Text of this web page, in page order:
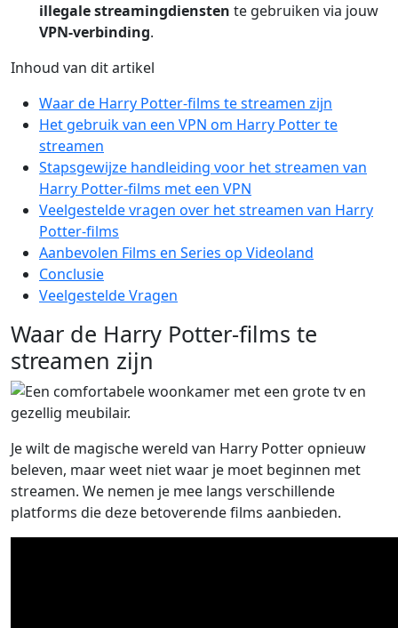
illegale streamingdiensten te gebruiken via jouw
VPN-verbinding.
Inhoud van dit artikel
Waar de Harry Potter-films te streamen zijn
Het gebruik van een VPN om Harry Potter te
streamen
Stapsgewijze handleiding voor het streamen van
Harry Potter-films met een VPN
Veelgestelde vragen over het streamen van Harry
Potter-films
Aanbevolen Films en Series op Videoland
Conclusie
Veelgestelde Vragen
Waar de Harry Potter-films te
streamen zijn
Je wilt de magische wereld van Harry Potter opnieuw
beleven, maar weet niet waar je moet beginnen met
streamen. We nemen je mee langs verschillende
platforms die deze betoverende films aanbieden.